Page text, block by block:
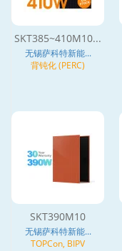
SKT385~410M10...
无锡萨科特新能...
背钝化 (PERC)
SKT390M10
无锡萨科特新能...
TOPCon, BIPV